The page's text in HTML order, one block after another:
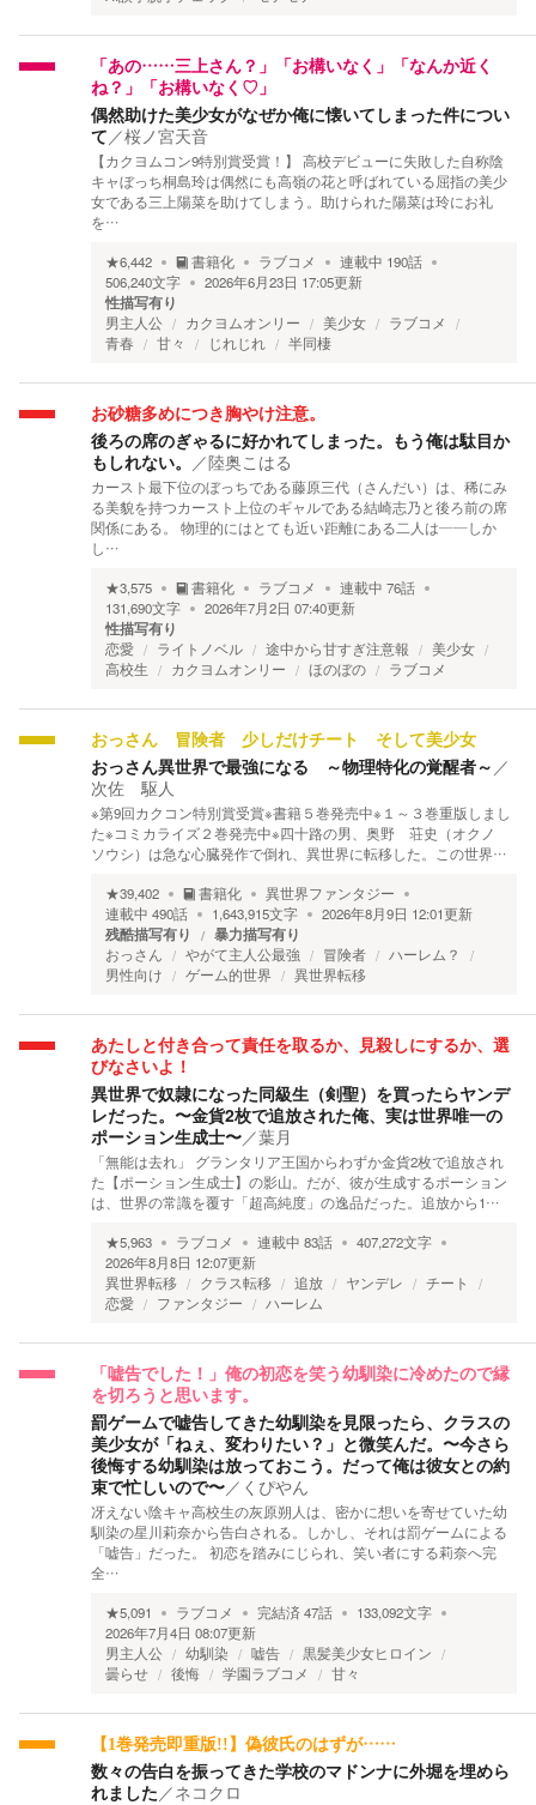
「あの……三上さん？」「お構いなく」「なんか近く
ね？」「お構いなく♡」
偶然助けた美少女がなぜか俺に懐いてしまった件につい
て／桜ノ宮天音
【カクヨムコン9特別賞受賞！】 高校デビューに失敗した自称陰
キャぼっち桐島玲は偶然にも高嶺の花と呼ばれている屈指の美少
女である三上陽菜を助けてしまう。助けられた陽菜は玲にお礼
を…
★6,442 書籍化 ラブコメ 連載中 190話
506,240文字 2026年6月23日 17:05更新
性描写有り
男主人公 カクヨムオンリー 美少女
ラブコメ
青春
甘々 じれじれ 半同棲
お砂糖多めにつき胸やけ注意。
後ろの席のぎゃるに好かれてしまった。もう俺は駄目か
もしれない。 ／陸奥こはる
カースト最下位のぼっちである藤原三代（さんだい）は、稀にみ
る美貌を持つカースト上位のギャルである結崎志乃と後ろ前の席
関係にある。 物理的にはとても近い距離にある二人は――しか
し…
★3,575 書籍化 ラブコメ 連載中 76話
131,690文字 2026年7月2日 07:40更新
性描写有り
恋愛 ライトノベル 途中から甘すぎ注意報
美少女
高校生
カクヨムオンリー ほのぼの ラブコメ
おっさん 冒険者 少しだけチート そして美少女
おっさん異世界で最強になる ～物理特化の覚醒者～ ／
次佐 駆人
※第9回カクコン特別賞受賞※書籍５巻発売中※１～３巻重版しまし
た※コミカライズ２巻発売中※四十路の男、奥野 荘史（オクノ
ソウシ）は急な心臓発作で倒れ、異世界に転移した。この世界…
★39,402 書籍化
異世界ファンタジー
連載中 490話 1,643,915文字 2026年8月9日 12:01更新
残酷描写有り 暴力描写有り
おっさん やがて主人公最強 冒険者
ハーレム？
男性向け
ゲーム的世界 異世界転移
あたしと付き合って責任を取るか、見殺しにするか、選
びなさいよ！
異世界で奴隷になった同級生（剣聖）を買ったらヤンデ
レだった。〜金貨2枚で追放された俺、実は世界唯一の
ポーション生成士〜／葉月
「無能は去れ」 グランタリア王国からわずか金貨2枚で追放され
た【ポーション生成士】の影山。だが、彼が生成するポーション
は、世界の常識を覆す「超高純度」の逸品だった。 ​追放から1…
★5,963 ラブコメ 連載中 83話 407,272文字
2026年8月8日 12:07更新
異世界転移
クラス転移 追放 ヤンデレ
チート
恋愛
ファンタジー ハーレム
「嘘告でした！」俺の初恋を笑う幼馴染に冷めたので縁
を切ろうと思います。
罰ゲームで嘘告してきた幼馴染を見限ったら、クラスの
美少女が「ねぇ、変わりたい？」と微笑んだ。〜今さら
後悔する幼馴染は放っておこう。だって俺は彼女との約
束で忙しいので〜／ くぴやん
冴えない陰キャ高校生の灰原朔人は、密かに想いを寄せていた幼
馴染の星川莉奈から告白される。しかし、それは罰ゲームによる
「嘘告」だった。 初恋を踏みにじられ、笑い者にする莉奈へ完
全…
★5,091 ラブコメ 完結済47話 133,092文字
2026年7月4日 08:07更新
男主人公
幼馴染 嘘告
黒髪美少女ヒロイン
曇らせ
後悔 学園ラブコメ 甘々
【1巻発売即重版!!】偽彼氏のはずが……
数々の告白を振ってきた学校のマドンナに外堀を埋めら
れました／ネコクロ